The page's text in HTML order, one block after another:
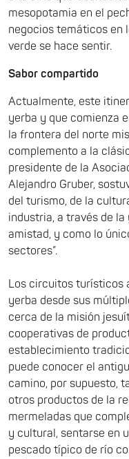
mesopotamia en el
negocios temáticos en
verde se hace sentir.
Sabor compartido
Actualmente, este
yerba y que comienza
la frontera del norte
complemento a la
presidente de la
Alejandro Gruber,
del turismo, de la
industria, a través de
amistad, y como lo
sectores”.
Los circuitos turísticos
yerba desde sus
cerca de la misión
cooperativas de
establecimiento
puede conocer el
camino, por supuesto,
otros productos de la
mermeladas que
y cultural, sentarse en
pescado típico de río